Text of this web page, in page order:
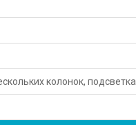
колонок, подсветка